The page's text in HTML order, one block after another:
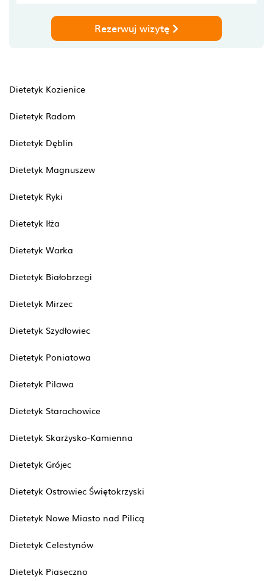
Rezerwuj wizytę
Dietetyk Kozienice
Dietetyk Radom
Dietetyk Dęblin
Dietetyk Magnuszew
Dietetyk Ryki
Dietetyk Iłża
Dietetyk Warka
Dietetyk Białobrzegi
Dietetyk Mirzec
Dietetyk Szydłowiec
Dietetyk Poniatowa
Dietetyk Pilawa
Dietetyk Starachowice
Dietetyk Skarżysko-Kamienna
Dietetyk Grójec
Dietetyk Ostrowiec Świętokrzyski
Dietetyk Nowe Miasto nad Pilicą
Dietetyk Celestynów
Dietetyk Piaseczno